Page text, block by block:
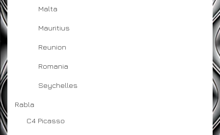
Malta
Mauritius
Reunion
Romania
Seychelles
Rabla
C4 Picasso